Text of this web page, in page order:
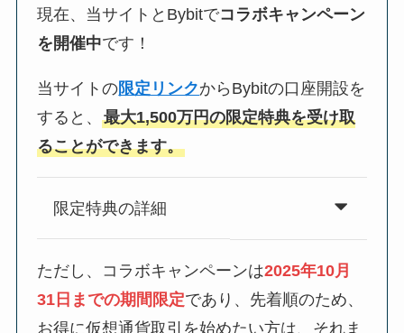
現在、当サイトとBybitでコラボキャンペーン
を開催中です！
当サイトの限定リンクからBybitの口座開設を
すると、最大1,500万円の限定特典を受け取
ることができます。
限定特典の詳細
ただし、コラボキャンペーンは2025年10月
31日までの期間限定であり、先着順のため、
お得に仮想通貨取引を始めたい方は、それま